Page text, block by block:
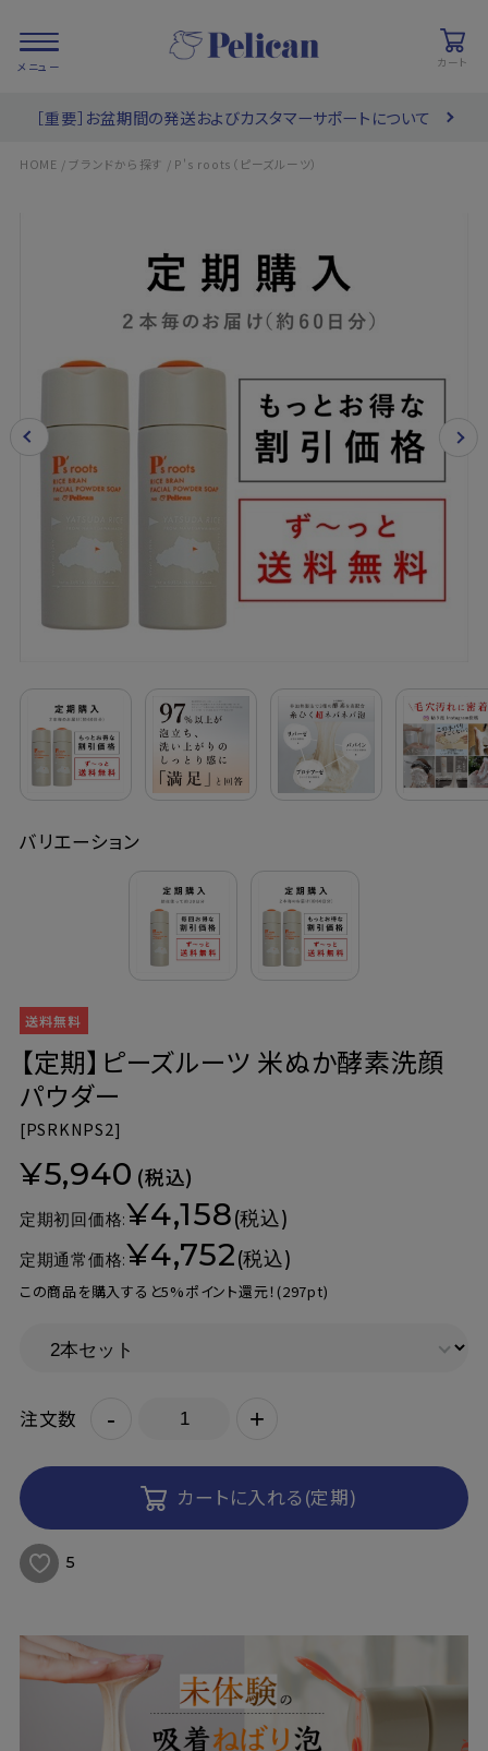
カート
PRODUCTS/ 商品を探す
/ ブランド一覧
定期購入
お問い合わせ
ご利用案内
よくあるご質問
会員登録でお得
［重要］お盆期間の発送およびカスタマーサポートについて
HOME / ブランドから探す / P's roots（ピーズルーツ）
バリエーション
【定期】ピーズルーツ 米ぬか酵素洗顔
パウダー
[PSRKNPS2]
¥5,940 (税込)
定期初回価格:¥4,158(税込)
定期通常価格:¥4,752(税込)
この商品を購入すると5%ポイント還元！ (297pt)
注文数 - +
カートに入れる(定期)
5